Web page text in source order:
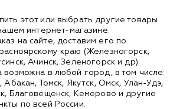
этот или выбрать другие товары
интернет-магазине.
на сайте, доставим его по
краю (Железногорск,
Ачинск, Зеленогорск и др).
возможна в любой город, в том числе:
Абакан, Томск, Якутск, Омск, Улан-Удэ,
Благовещенск, Кемерово и другие
по всей России.